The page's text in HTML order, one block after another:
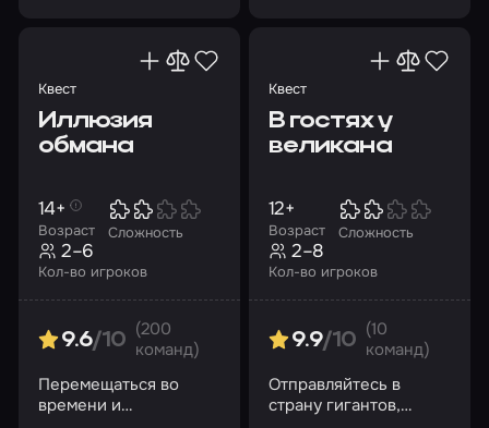
Квест
Иллюзия
обмана
Возраст
14+
Сложность
Кол-во игроков
2–6
9.6/10
(200
команд)
Перемещаться во
времени и
Квест
В гостях у
великана
Возраст
12+
Сложность
Кол-во игроков
2–8
9.9/10
(10
команд)
Отправляйтесь в
страну гигантов,